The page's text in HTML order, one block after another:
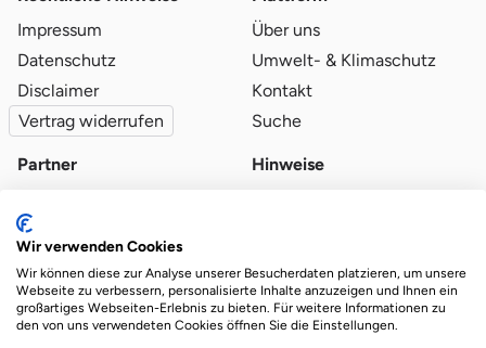
Impressum
Datenschutz
Disclaimer
Vertrag widerrufen
Über uns
Umwelt- & Klimaschutz
Kontakt
Suche
Partner
Qualitätsvoraussetzungen
Partner-Login
Hinweise
Das Ökosystem für beste Ver- und Entsorgung
Wir verwenden Cookies
Wir können diese zur Analyse unserer Besucherdaten platzieren, um unsere
Webseite zu verbessern, personalisierte Inhalte anzuzeigen und Ihnen ein
großartiges Webseiten-Erlebnis zu bieten. Für weitere Informationen zu
den von uns verwendeten Cookies öffnen Sie die Einstellungen.